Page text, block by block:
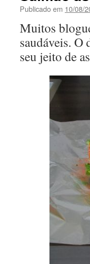
Publicado em 10/08/
Muitos
saudáveis.
seu jeito de